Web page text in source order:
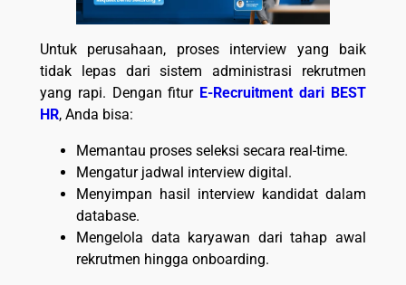
Untuk perusahaan, proses interview yang baik
tidak lepas dari sistem administrasi rekrutmen
yang rapi. Dengan fitur E-Recruitment dari BEST
HR, Anda bisa:
Memantau proses seleksi secara real-time.
Mengatur jadwal interview digital.
Menyimpan hasil interview kandidat dalam
database.
Mengelola data karyawan dari tahap awal
rekrutmen hingga onboarding.